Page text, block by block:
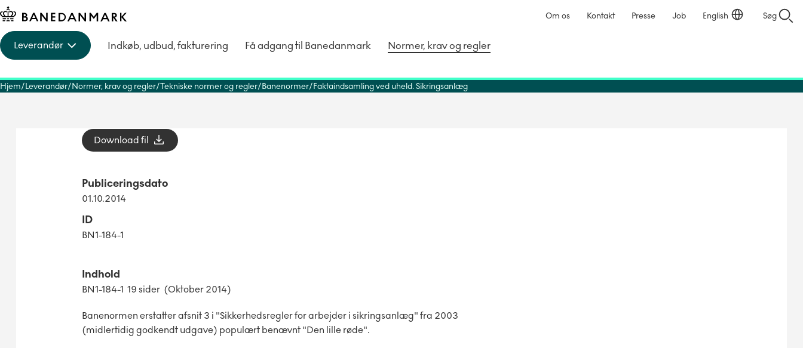
Leverandør Indkøb, udbud, fakturering Få adgang til Banedanmark Normer, krav og regler
Om os Kontakt Presse Job English Søg
Hjem Leverandør Normer, krav og regler Tekniske normer og regler Banenormer Faktaindsamling ved uheld. Sikringsanlæg
Download fil
Publiceringsdato
01.10.2014
ID
BN1-184-1
Indhold
BN1-184-1 19 sider (Oktober 2014)
Banenormen erstatter afsnit 3 i "Sikkerhedsregler for arbejder i sikringsanlæg" fra 2003
(midlertidig godkendt udgave) populært benævnt "Den lille røde".